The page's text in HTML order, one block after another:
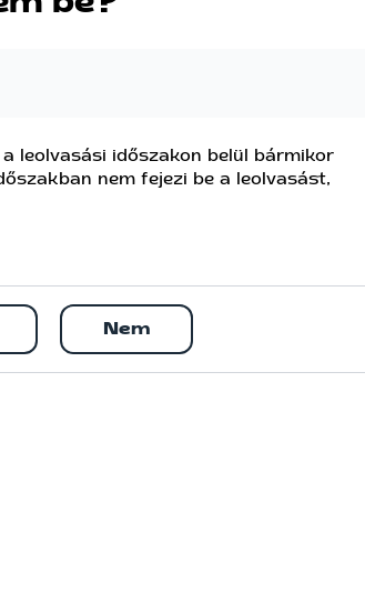
leolvasási időszakon belül bármikor
nem fejezi be a leolvasást,
Nem